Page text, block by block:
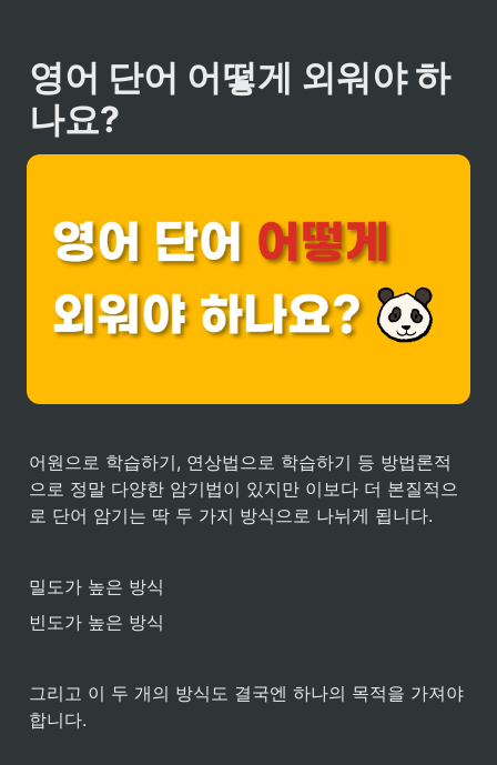
영어 단어 어떻게 외워야 하
나요?
어원으로 학습하기, 연상법으로 학습하기 등 방법론적
으로 정말 다양한 암기법이 있지만 이보다 더 본질적으
로 단어 암기는 딱 두 가지 방식으로 나뉘게 됩니다.
밀도가 높은 방식
빈도가 높은 방식
그리고 이 두 개의 방식도 결국엔 하나의 목적을 가져야
합니다.